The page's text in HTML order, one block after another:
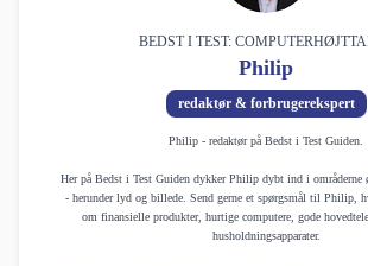
BEDST I TEST:
Philip
redaktør & forbrugerekspert
Philip - redaktør på Bedst i Test Guiden.
Her på Bedst i Test Guiden dykker Philip dybt ind i områderne
- herunder lyd og billede. Send gerne et spørgsmål til Philip,
om finansielle produkter, hurtige computere, gode
husholdningsapparater.